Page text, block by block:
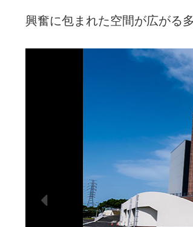
興奮に包まれた空間が広がる